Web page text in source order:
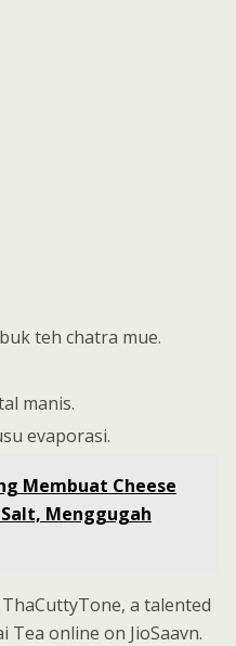
teh chatra mue.
manis.
evaporasi.
Membuat Cheese
Menggugah
a talented
Tea online on JioSaavn.